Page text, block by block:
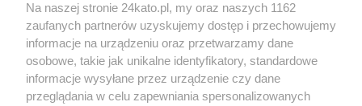
niż przewidziało miasto
Wydawca mediów lokalnych
Na naszej stronie 24kato.pl, my oraz naszych 1162
zaufanych partnerów uzyskujemy dostęp i przechowujemy
informacje na urządzeniu oraz przetwarzamy dane
osobowe, takie jak unikalne identyfikatory, standardowe
informacje wysyłane przez urządzenie czy dane
przeglądania w celu zapewniania spersonalizowanych